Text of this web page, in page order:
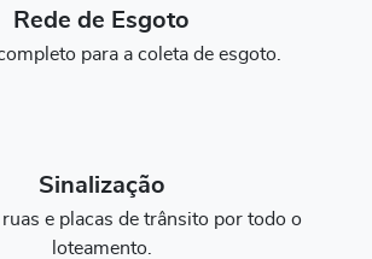
Rede de Esgoto
para a coleta de esgoto.
Sinalização
e placas de trânsito por todo o
loteamento.